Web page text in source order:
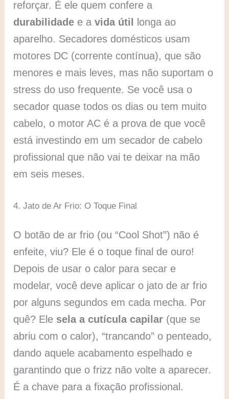
reforçar. É ele quem confere a
durabilidade e avida útil
longa ao
aparelho. Secadores domésticos usam
motores DC (corrente contínua), que são
menores e mais leves, mas não suportam o
stress do uso frequente. Se você usa o
secador quase todos os dias ou tem muito
cabelo, o motor AC é a prova de que você
está investindo em um secador de cabelo
profissional que não vai te deixar na mão
em seis meses.
4. Jato de Ar Frio: O Toque Final
O botão de ar frio (ou “Cool Shot”) não é
enfeite, viu? Ele é o toque final de ouro!
Depois de usar o calor para secar e
modelar, você deve aplicar o jato de ar frio
por alguns segundos em cada mecha. Por
quê? Ele sela a cutícula capilar (que se
abriu com o calor), “trancando” o penteado,
dando aquele acabamento espelhado e
garantindo que o frizz não volte a aparecer.
É a chave para a fixação profissional.